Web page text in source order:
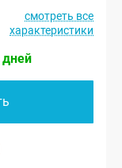
смотреть все
характеристики
дней